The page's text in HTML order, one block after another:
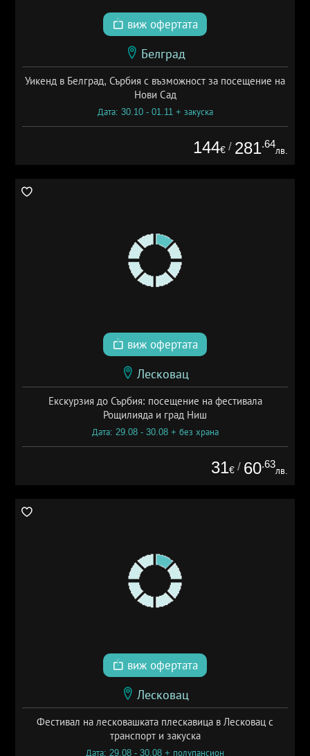
виж офертата
Белград
Уикенд в Белград, Сърбия с възможност за посещение на
Нови Сад
Дата: 30.10 - 01.11 + закуска
144€ / 281.64
лв.
виж офертата
Лесковац
Екскурзия до Сърбия: посещение на фестивала
Рощилияда и град Ниш
Дата: 29.08 - 30.08 + без храна
31€ / 60.63
лв.
виж офертата
Лесковац
Фестивал на лесковашката плескавица в Лесковац с
транспорт и закуска
Дата: 29.08 - 30.08 + полупансион